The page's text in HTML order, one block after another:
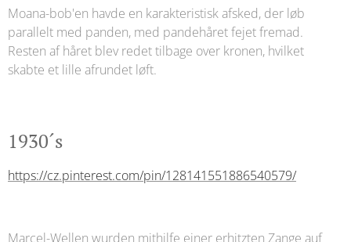
Moana-bob'en havde en karakteristisk afsked, der løb
parallelt med panden, med pandehåret fejet fremad.
Resten af ​​håret blev redet tilbage over kronen, hvilket
skabte et lille afrundet løft.
1930´s
https://cz.pinterest.com/pin/128141551886540579/
Marcel-Wellen wurden mithilfe einer erhitzten Zange auf